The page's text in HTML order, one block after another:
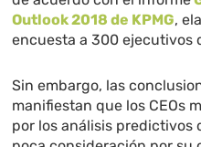
Outlook 2018 de KPMG,
encuesta a 300 ejecutivos
Sin embargo, las
manifiestan que los CEOs
por los análisis predictivos